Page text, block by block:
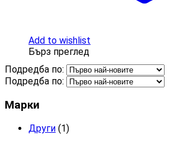
Add to wishlist
Бърз преглед
Подредба по:
Подредба по:
Марки
Други (1)